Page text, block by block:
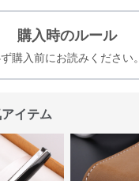
購入時のルール
購入前にお読みください。
イテム